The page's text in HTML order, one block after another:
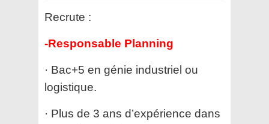
Recrute :
-Responsable Planning
· Bac+5 en génie industriel ou
logistique.
· Plus de 3 ans d’expérience dans